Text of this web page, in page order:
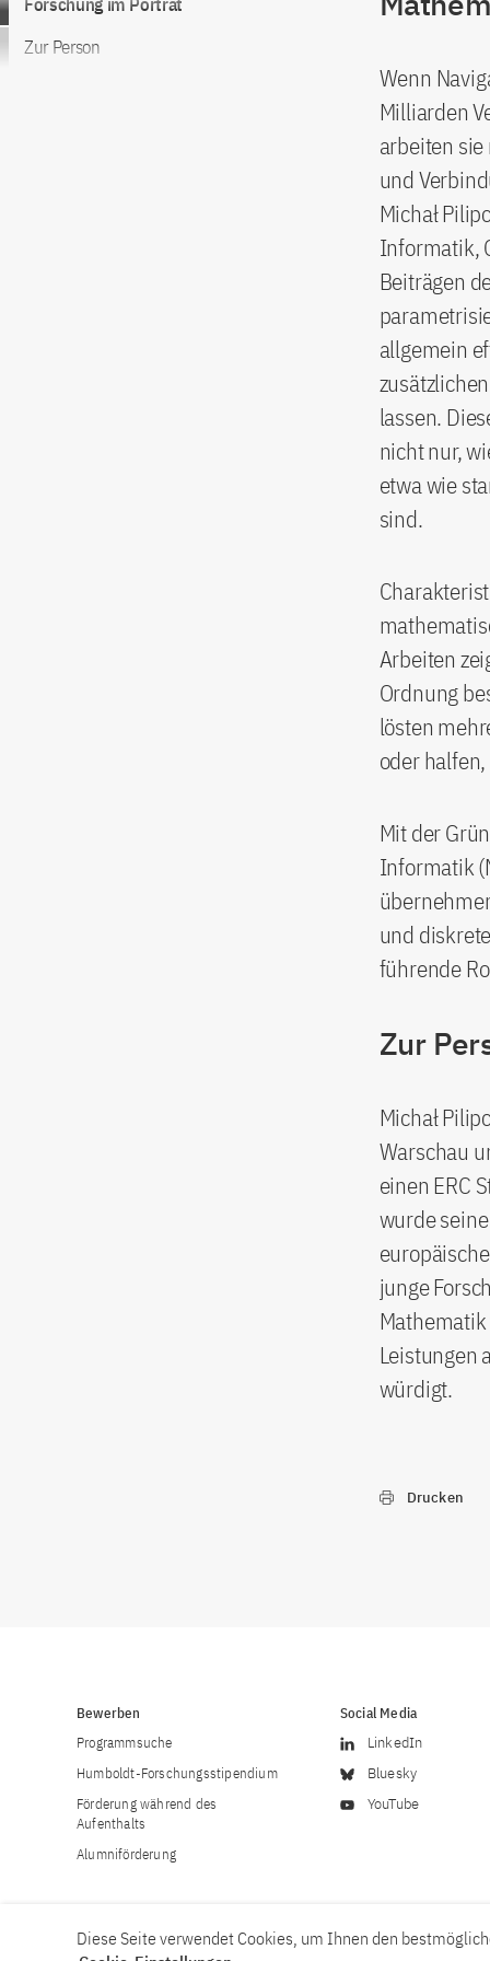
Zur Person
Wenn
Milliarden
arbeiten
und
Michał
Informatik,
Beiträgen
allgemein
lassen.
nicht nur,
etwa wie
sind.
Arbeiten
Ordnung
lösten
oder
Mit der
Informatik
und
führende
Zur
Michał
Warschau
einen ERC
wurde
junge
Leistungen
würdigt.
Drucken
Bewerben
Programmsuche
Humboldt-Forschungsstipendium
Förderung während des
Aufenthalts
Alumniförderung
Social Media
LinkedIn
Bluesky
YouTube
Diese Seite verwendet Cookies, um Ihnen den